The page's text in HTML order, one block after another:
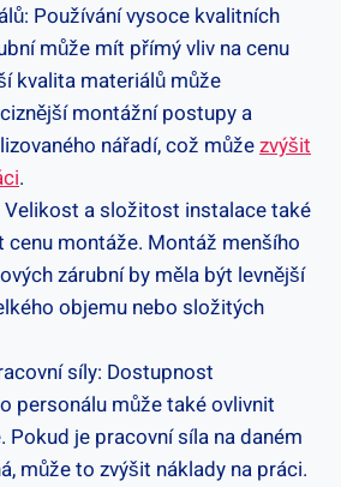
Používání vysoce kvalitních
může mít přímý vliv na cenu
kvalita materiálů může
montážní postupy a
nářadí, což můžezvýšit
.
Velikost a složitost instalace také
cenu montáže. Montáž menšího
zárubní by měla být levnější
objemu nebo složitých
síly: Dostupnost
personálu může také ovlivnit
Pokud je pracovní síla na daném
může to zvýšit náklady na práci.